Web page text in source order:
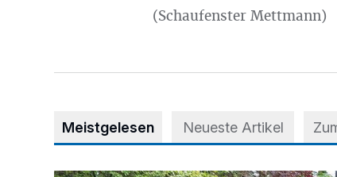
(Schaufenster Mettmann)
Meistgelesen Neueste Artikel